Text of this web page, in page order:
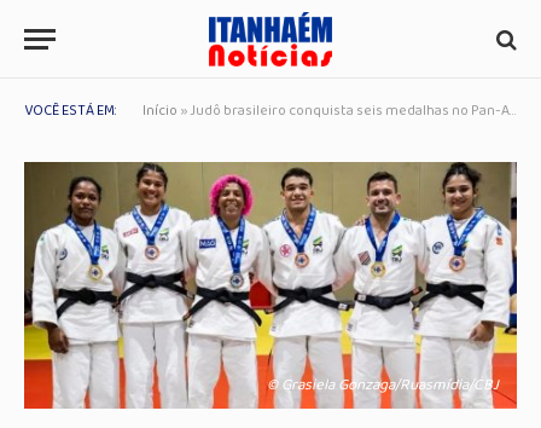
VOCÊ ESTÁ EM: Início »Judô brasileiro conquista seis medalhas no Pan-Americano Sênior no Panamá
© Grasiela Gonzaga/Ruasmídia/CBJ